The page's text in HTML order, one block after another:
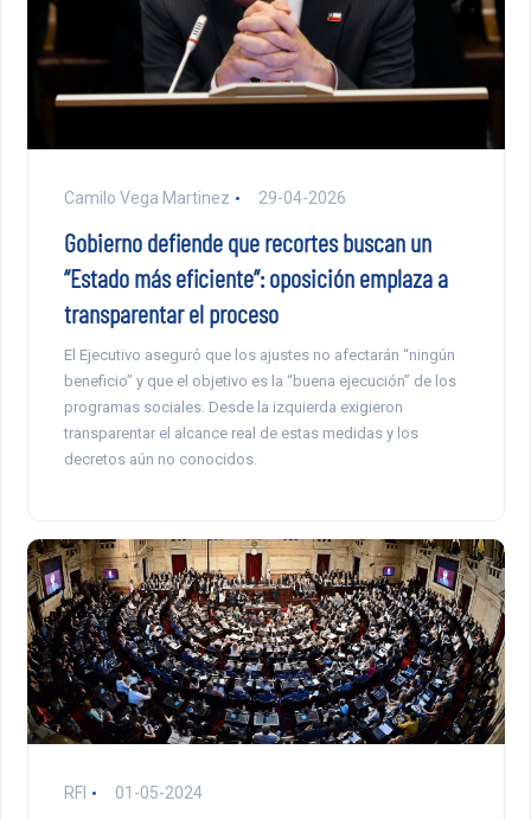
Camilo Vega Martinez 29-04-2026
Gobierno defiende que recortes buscan un
“Estado más eficiente”: oposición emplaza a
transparentar el proceso
El Ejecutivo aseguró que los ajustes no afectarán “ningún
beneficio” y que el objetivo es la “buena ejecución” de los
programas sociales. Desde la izquierda exigieron
transparentar el alcance real de estas medidas y los
decretos aún no conocidos.
RFI 01-05-2024